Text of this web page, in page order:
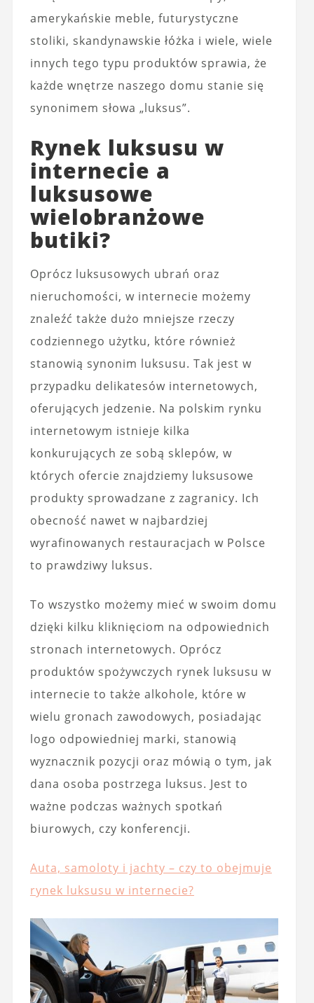
amerykańskie meble, futurystyczne
stoliki, skandynawskie łóżka i wiele, wiele
innych tego typu produktów sprawia, że
każde wnętrze naszego domu stanie się
synonimem słowa „luksus”.
Rynek luksusu w
internecie a
luksusowe
wielobranżowe
butiki?
Oprócz luksusowych ubrań oraz
nieruchomości, w internecie możemy
znaleźć także dużo mniejsze rzeczy
codziennego użytku, które również
stanowią synonim luksusu. Tak jest w
przypadku delikatesów internetowych,
oferujących jedzenie. Na polskim rynku
internetowym istnieje kilka
konkurujących ze sobą sklepów, w
których ofercie znajdziemy luksusowe
produkty sprowadzane z zagranicy. Ich
obecność nawet w najbardziej
wyrafinowanych restauracjach w Polsce
to prawdziwy luksus.
To wszystko możemy mieć w swoim domu
dzięki kilku kliknięciom na odpowiednich
stronach internetowych. Oprócz
produktów spożywczych rynek luksusu w
internecie to także alkohole, które w
wielu gronach zawodowych, posiadając
logo odpowiedniej marki, stanowią
wyznacznik pozycji oraz mówią o tym, jak
dana osoba postrzega luksus. Jest to
ważne podczas ważnych spotkań
biurowych, czy konferencji.
Auta, samoloty i jachty – czy to obejmuje
rynek luksusu w internecie?